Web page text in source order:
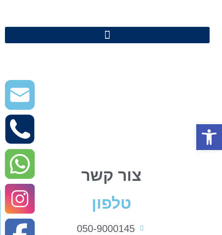
צור קשר
טלפון
050-9000145
פתח סרגל נגישות